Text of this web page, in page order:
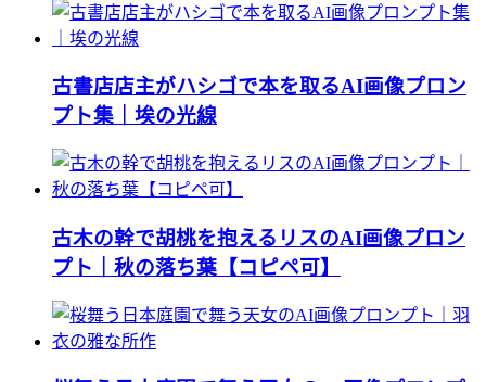
古書店店主がハシゴで本を取るAI画像プロン
プト集｜埃の光線
古木の幹で胡桃を抱えるリスのAI画像プロン
プト｜秋の落ち葉【コピペ可】